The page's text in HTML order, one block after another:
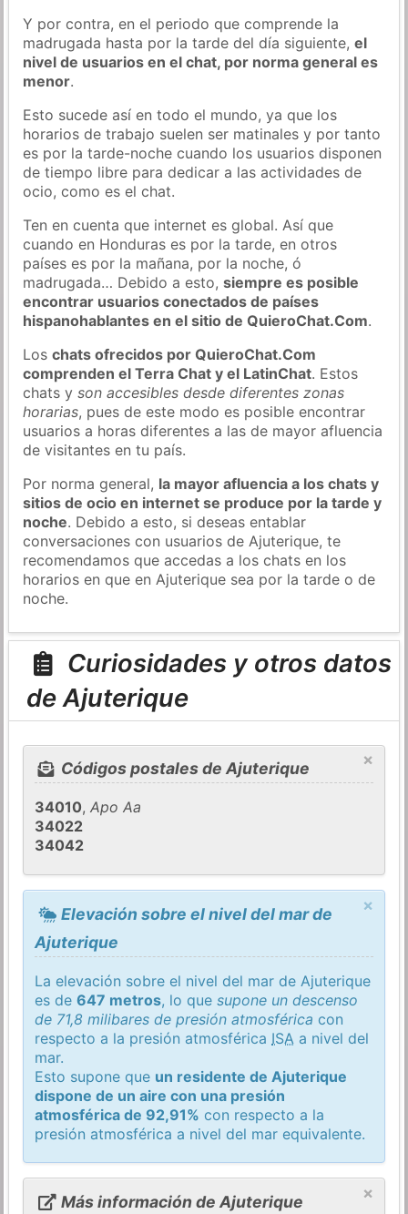
Y por contra, en el periodo que comprende la
madrugada hasta por la tarde del día siguiente,el
nivel de usuarios en el chat, por norma general es
menor.
Esto sucede así en todo el mundo, ya que los
horarios de trabajo suelen ser matinales y por tanto
es por la tarde-noche cuando los usuarios disponen
de tiempo libre para dedicar a las actividades de
ocio, como es el chat.
Ten en cuenta que internet es global. Así que
cuando en Honduras es por la tarde, en otros
países es por la mañana, por la noche, ó
madrugada… Debido a esto,siempre es posible
encontrar usuarios conectados de países
hispanohablantes en el sitio de QuieroChat.Com.
Loschats ofrecidos por QuieroChat.Com
comprenden el Terra Chat y el LatinChat. Estos
chats yson accesibles desde diferentes zonas
horarias, pues de este modo es posible encontrar
usuarios a horas diferentes a las de mayor afluencia
de visitantes en tu país.
Por norma general, la mayor afluencia a los chats y
sitios de ocio en internet se produce por la tarde y
noche. Debido a esto, si deseas entablar
conversaciones con usuarios de Ajuterique, te
recomendamos que accedas a los chats en los
horarios en que en Ajuterique sea por la tarde o de
noche.
Curiosidades y otros datos
de Ajuterique
×
Códigos postales de Ajuterique
34010,Apo Aa
34022
34042
×
Elevación sobre el nivel del mar de
Ajuterique
La elevación sobre el nivel del mar de Ajuterique
es de647 metros, lo quesupone un descenso
de 71,8 milibares de presión atmosférica con
respecto a la presión atmosférica ISA a nivel del
mar.
Esto supone que un residente de Ajuterique
dispone de un aire con una presión
atmosférica de 92,91% con respecto a la
presión atmosférica a nivel del mar equivalente.
×
Más información de Ajuterique